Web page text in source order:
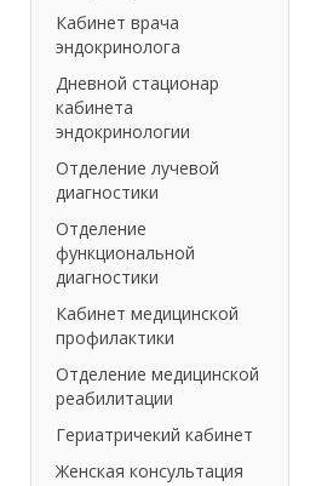
Кабинет врача
эндокринолога
Дневной стационар
кабинета
эндокринологии
Отделение лучевой
диагностики
Отделение
функциональной
диагностики
Кабинет медицинской
профилактики
Отделение медицинской
реабилитации
Гериатричекий кабинет
Женская консультация